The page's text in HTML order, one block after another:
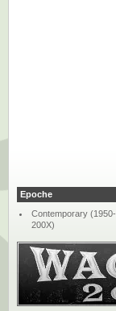
Epoche
Contemporary (1950-
200X)